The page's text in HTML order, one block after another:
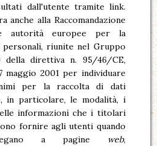
dall'utente tramite link.
anche alla Raccomandazione
autorità europee per la
riunite nel Gruppo
direttiva n. 95/46/CE,
maggio 2001 per individuare
per la raccolta di dati
in particolare, le modalità, i
informazioni che i titolari
fornire agli utenti quando
a pagine web,